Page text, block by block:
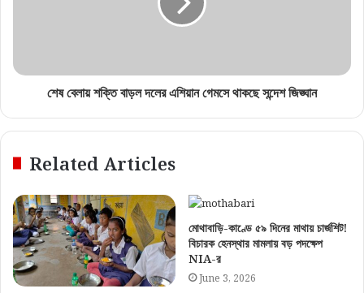
শেষ বেলায় শক্তি বাড়ল দলের এশিয়ান গেমসে থাকছে সন্দেশ জিঙ্ঘান
Related Articles
মোথাবাড়ি-কাণ্ডে ৫৯ দিনের মাথায় চার্জশিট!
বিচারক হেনস্থার মামলায় বড় পদক্ষেপ
NIA-র
June 3, 2026